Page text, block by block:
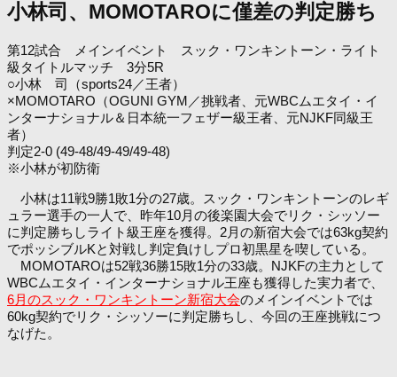
小林司、MOMOTAROに僅差の判定勝ち
第12試合 メインイベント スック・ワンキントーン・ライト
級タイトルマッチ 3分5R
○小林 司（sports24／王者）
×MOMOTARO（OGUNI GYM／挑戦者、元WBCムエタイ・イ
ンターナショナル＆日本統一フェザー級王者、元NJKF同級王
者）
判定2-0 (49-48/49-49/49-48)
※小林が初防衛
小林は11戦9勝1敗1分の27歳。スック・ワンキントーンのレギ
ュラー選手の一人で、昨年10月の後楽園大会でリク・シッソー
に判定勝ちしライト級王座を獲得。2月の新宿大会では63kg契約
でポッシブルKと対戦し判定負けしプロ初黒星を喫している。
MOMOTAROは52戦36勝15敗1分の33歳。NJKFの主力として
WBCムエタイ・インターナショナル王座も獲得した実力者で、
6月のスック・ワンキントーン新宿大会のメインイベントでは
60kg契約でリク・シッソーに判定勝ちし、今回の王座挑戦につ
なげた。